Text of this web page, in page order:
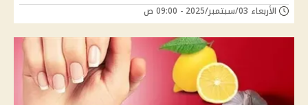
الأربعاء 03/سبتمبر/2025 - 09:00 ص